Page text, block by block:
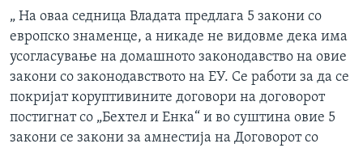
„ На оваа седница Владата предлага 5 закони со
европско знаменце, а никаде не видовме дека има
усогласување на домашното законодавство на овие
закони со законодавството на ЕУ. Се работи за да се
покријат коруптивините договори на договорот
постигнат со „Бехтел и Енка“ и во суштина овие 5
закони се закони за амнестија на Договорот со